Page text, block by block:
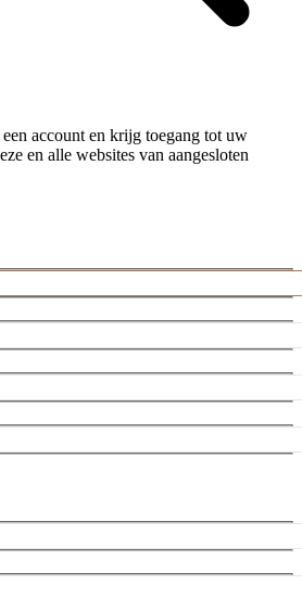
account en krijg toegang tot uw
en alle websites van aangesloten